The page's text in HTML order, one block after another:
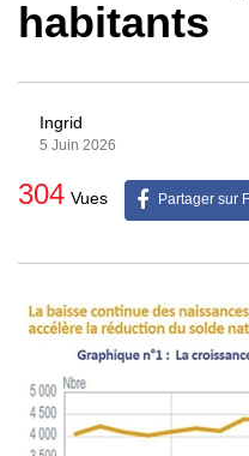
habitants
Ingrid
5 Juin 2026
304 Vues Partager sur